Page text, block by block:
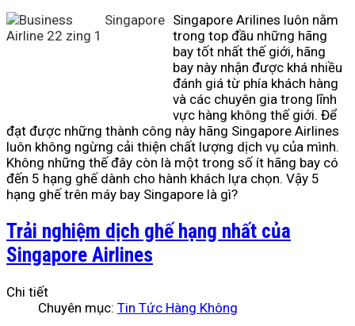
Singapore Arilines luôn nằm
trong top đầu những hãng
bay tốt nhất thế giới, hãng
bay này nhận được khá nhiều
đánh giá từ phía khách hàng
và các chuyên gia trong lĩnh
vực hàng không thế giới. Để
đạt được những thành công này hãng Singapore Airlines
luôn không ngừng cải thiện chất lượng dịch vụ của mình.
Không những thế đây còn là một trong số ít hãng bay có
đến 5 hạng ghế dành cho hành khách lựa chọn. Vậy 5
hạng ghế trên máy bay Singapore là gì?
Trải nghiệm dịch ghế hạng nhất của
Singapore Airlines
Chi tiết
Chuyên mục: Tin Tức Hàng Không